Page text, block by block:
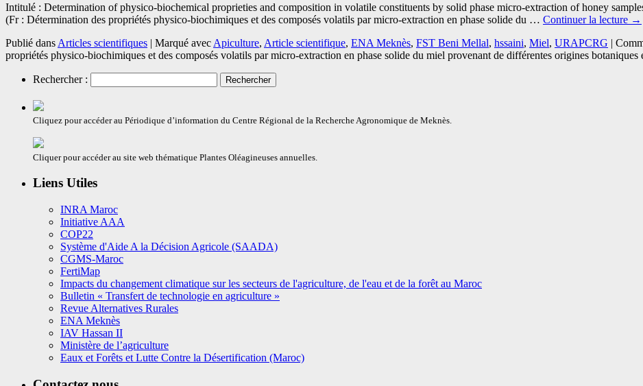
Intitulé : Determination of physico-biochemical proprieties and composition in volatile constituents by solid phase micro-extraction of honey
(Fr : Détermination des propriétés physico-biochimiques et des composés volatils par micro-extraction en phase solide du … Continuer la lecture →
Publié dans Articles scientifiques | Marqué avec Apiculture, Article scientifique, ENA Meknès, FST Beni Mellal, hssaini, Miel, URAPCRG |
propriétés physico-biochimiques et des composés volatils par micro-extraction en phase solide du miel provenant de différentes origines botaniques
Rechercher :
Cliquez pour accéder au Périodique d’information du Centre Régional de la Recherche Agronomique de Meknès.
Cliquer pour accéder au site web thématique Plantes Oléagineuses annuelles.
Liens Utiles
INRA Maroc
Initiative AAA
COP22
Système d'Aide A la Décision Agricole (SAADA)
CGMS-Maroc
FertiMap
Impacts du changement climatique sur les secteurs de l'agriculture, de l'eau et de la forêt au Maroc
Bulletin « Transfert de technologie en agriculture »
Revue Alternatives Rurales
ENA Meknès
IAV Hassan II
Ministère de l’agriculture
Eaux et Forêts et Lutte Contre la Désertification (Maroc)